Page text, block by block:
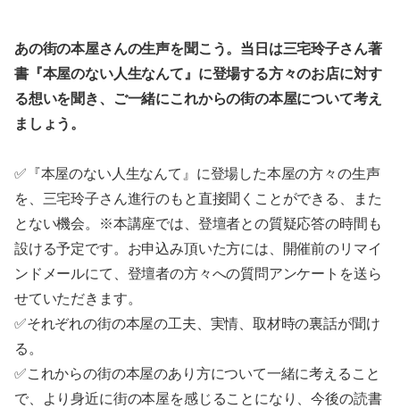
あの街の本屋さんの生声を聞こう。当日は三宅玲子さん著
書『本屋のない人生なんて』に登場する方々のお店に対す
る想いを聞き、ご一緒にこれからの街の本屋について考え
ましょう。
✅『本屋のない人生なんて』に登場した本屋の方々の生声
を、三宅玲子さん進行のもと直接聞くことができる、また
とない機会。※本講座では、登壇者との質疑応答の時間も
設ける予定です。お申込み頂いた方には、開催前のリマイ
ンドメールにて、登壇者の方々への質問アンケートを送ら
せていただきます。
✅それぞれの街の本屋の工夫、実情、取材時の裏話が聞け
る。
✅これからの街の本屋のあり方について一緒に考えること
で、より身近に街の本屋を感じることになり、今後の読書